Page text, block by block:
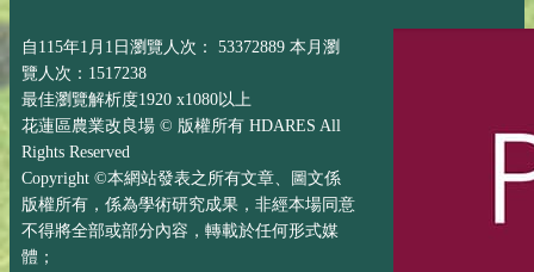
自115年1月1日瀏覽人次： 53372889 本月瀏
覽人次：1517238
最佳瀏覽解析度1920 x1080以上
花蓮區農業改良場 © 版權所有 HDARES All
Rights Reserved
Copyright ©本網站發表之所有文章、圖文係
版權所有，係為學術研究成果，非經本場同意
不得將全部或部分內容，轉載於任何形式媒
體；